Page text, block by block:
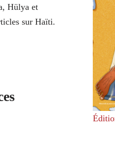
Hülya et
sur Haïti.